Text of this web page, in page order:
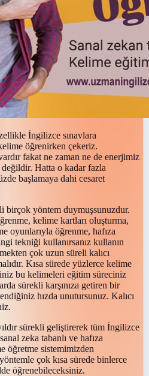
İngilizce sınavlara
öğrenirken çekeriz.
fakat ne zaman ne de enerjimiz
Hatta o kadar fazla
başlamaya dahi cesaret
yöntem duymuşsunuzdur.
kelime kartları oluşturma,
oyunlarıyla öğrenme, hafıza
tekniği kullanırsanız kullanın
çok uzun süreli kalıcı
Kısa sürede yüzlerce kelime
bu kelimeleri eğitim süreciniz
sürekli karşınıza getiren bir
hızda unutursunuz. Kalıcı
sürekli geliştirerek tüm İngilizce
zeka tabanlı ve hafıza
öğretme sistemimizden
çok kısa sürede binlerce
öğrenebileceksiniz.